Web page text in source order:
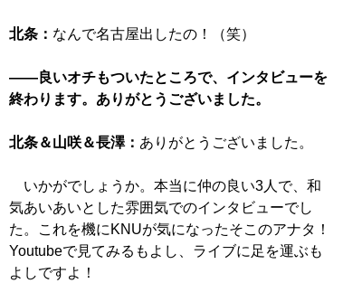
北条： なんで名古屋出したの！（笑）
――良いオチもついたところで、インタビューを
終わります。ありがとうございました。
北条＆山咲＆長澤： ありがとうございました。
いかがでしょうか。本当に仲の良い3人で、和
気あいあいとした雰囲気でのインタビューでし
た。これを機にKNUが気になったそこのアナタ！
Youtubeで見てみるもよし、ライブに足を運ぶも
よしですよ！